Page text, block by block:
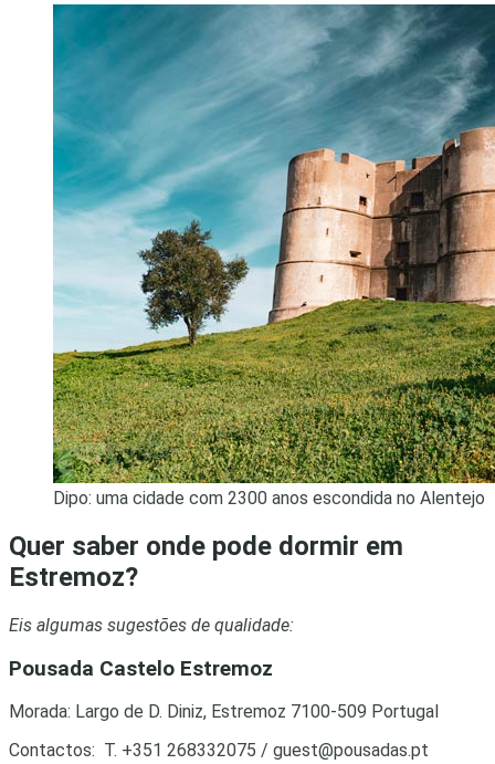
Dipo: uma cidade com 2300 anos escondida no Alentejo
Quer saber onde pode dormir em
Estremoz?
Eis algumas sugestões de qualidade:
Pousada Castelo Estremoz
Morada: Largo de D. Diniz, Estremoz 7100-509 Portugal
Contactos: T. +351 268332075 / guest@pousadas.pt